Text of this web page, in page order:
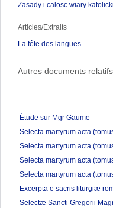
Zasady i calosc wiary
Articles/Extraits
La fête des langues
Autres documents
Étude sur Mgr Gaume
Selecta martyrum acta
Selecta martyrum acta
Selecta martyrum acta
Selecta martyrum acta
Excerpta e sacris liturgiæ
Selectæ Sancti Gregorii